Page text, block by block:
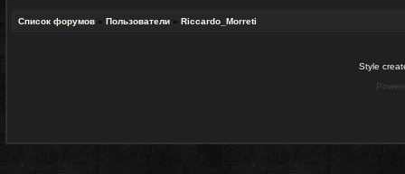
Список форумов » Пользователи » Riccardo_Morreti
Style